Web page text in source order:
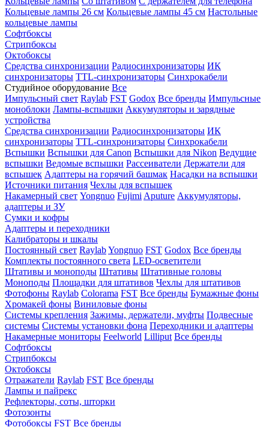
Кольцевые лампы 26 см Кольцевые лампы 45 см Настольные
кольцевые лампы
Софтбоксы
Стрипбоксы
Октобоксы
Средства синхронизации Радиосинхронизаторы ИК
синхронизаторы TTL-синхронизаторы Синхрокабели
Студийное оборудование Все
Импульсный свет Raylab FST Godox Все бренды Импульсные
моноблоки Лампы-вспышки Аккумуляторы и зарядные
устройства
Средства синхронизации Радиосинхронизаторы ИК
синхронизаторы TTL-синхронизаторы Синхрокабели
Вспышки Вспышки для Canon Вспышки для Nikon Ведущие
вспышки Ведомые вспышки Рассеиватели Держатели для
вспышек Адаптеры на горячий башмак Насадки на вспышки
Источники питания Чехлы для вспышек
Накамерный свет Yongnuo Fujimi Aputure Аккумуляторы,
адаптеры и ЗУ
Сумки и кофры
Адаптеры и переходники
Калибраторы и шкалы
Постоянный свет RaylabYongnuo FST Godox Все бренды
Комплекты постоянного света LED-осветители
Штативы и моноподы Штативы Штативные головы
Моноподы Площадки для штативов Чехлы для штативов
Фотофоны Raylab Colorama FST Все бренды Бумажные фоны
Хромакей фоны Виниловые фоны
Системы крепления Зажимы, держатели, муфты Подвесные
системы Системы установки фона Переходники и адаптеры
Накамерные мониторы Feelworld Lilliput Все бренды
Софтбоксы
Стрипбоксы
Октобоксы
Отражатели Raylab FST Все бренды
Лампы и пайрекс
Рефлекторы, соты, шторки
Фотозонты
Фотобоксы FST Все бренды